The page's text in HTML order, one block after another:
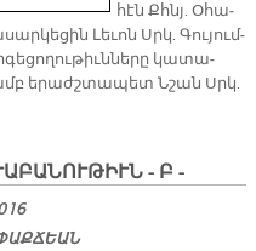
հէն Քհնյ. Օ­հա­
Լե­ւոն Սրկ. Գու­յում­
կա­տա­
ե­րաժշ­տա­պետ Նշան Սրկ.
- Բ -